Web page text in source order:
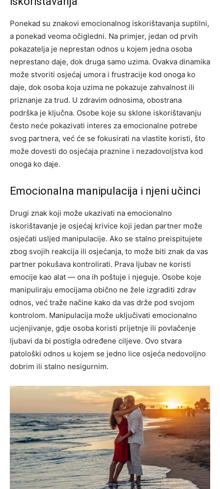
Ponekad su znakovi emocionalnog iskorištavanja suptilni,
a ponekad veoma očigledni. Na primjer, jedan od prvih
pokazatelja je neprestan odnos u kojem jedna osoba
neprestano daje, dok druga samo uzima. Ovakva dinamika
može stvoriti osjećaj umora i frustracije kod onoga ko
daje, dok osoba koja uzima ne pokazuje zahvalnost ili
priznanje za trud. U zdravim odnosima, obostrana
podrška je ključna. Osobe koje su sklone iskorištavanju
često neće pokazivati interes za emocionalne potrebe
svog partnera, već će se fokusirati na vlastite koristi, što
može dovesti do osjećaja praznine i nezadovoljstva kod
onoga ko daje.
Emocionalna manipulacija i njeni učinci
Drugi znak koji može ukazivati na emocionalno
iskorištavanje je osjećaj krivice koji jedan partner može
osjećati usljed manipulacije. Ako se stalno preispitujete
zbog svojih reakcija ili osjećanja, to može biti znak da vas
partner pokušava kontrolirati. Prava ljubav ne koristi
emocije kao alat — ona ih poštuje i njeguje. Osobe koje
manipuliraju emocijama obično ne žele izgraditi zdrav
odnos, već traže načine kako da vas drže pod svojom
kontrolom. Manipulacija može uključivati emocionalno
ucjenjivanje, gdje osoba koristi prijetnje ili povlačenje
ljubavi da bi postigla određene ciljeve. Ovo stvara
patološki odnos u kojem se jedno lice osjeća nedovoljno
dobrim ili stalno nesigurnim.